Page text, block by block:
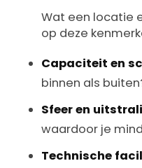
Wat een locatie
op deze
Capaciteit en
binnen als
Sfeer en
waardoor je
Technische